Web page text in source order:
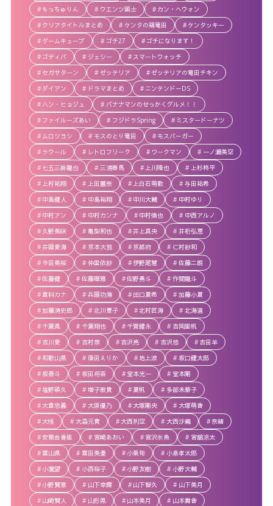
もっちゅりん
ウエンツ瑛士
カン・ヘウォン
クリアタイトルまとめ
ケンタの鶏竜田
ケンタッキー
ゲームキューブ
ゴチ27
ゴチになります！
ゴディバ
ジェシー
スマートウォッチ
セガサターン
ゼッテリア
ゼッテリアの竜田チキン
ダイアン
ドラマまとめ
ニンテンドーDS
ハン・ヒョジュ
バナナマンのせっかくグルメ！！
ファイルーズあい
フジドラSpring
ミスタードーナツ
ムロツヨシ
モスのとり竜田
モスバーガー
ラウール
レトロフリーク ワークマン
一ノ瀬美空
七五三掛龍也
三浦春馬 上川隆也
上杉柊平
上村祐翔
上田麗奈 上白石萌歌
与田祐希
中島健人
中島裕翔 中川大輔
中村ゆり
中村アン
中村カンナ 中村倫也
中西アルノ
久野美咲
亀梨和也 井上真央
井桁弘恵
井頭愛海
京本大我 京都府
仁村紗和
今田美桜
仲里依紗 伊野尾慧
佐藤二朗
佐藤健
佐藤瑠雅 佐野勇斗
作間龍斗
倉科カナ
兵頭功海 出口夏希
加藤小夏
加藤清史郎
北川景子 北村匠海
北海道
千葉県
千葉翔也 千賀健永
吉岡里帆
吉川愛
吉村崇 吉沢亮 吉沢悠
吉田羊
和歌山県
唐田えりか 地上波
坂口健太郎
坂泰斗
坂田将吾 堂本光一
堂本剛
塩野瑛久
増子敦貴 夏帆
多部未華子
大倉忠義
大原優乃 大塚剛央
大塚萌香
大悟
大森元貴 大西利空 大西沙織
奈緒
安齋由香里
宮崎あおい 宮沢氷魚
宮舘涼太
富山県
富田美憂 小栗旬
小泉孝太郎
小瀧望
小西桜子 小野友樹
小野大輔
小野賢章
山下幸輝 山下智久
山下美月
山崎賢人
山形県 山本美月
山本舞香